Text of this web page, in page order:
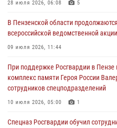
сборов «Гвардеец» с вооружением и
В Пензе сотрудники Росгвардии
дезориентированному пенсионеру
В Пензе при силовой поддержке
деятельность ОПГ,
(видео)
28 июля 2026, 06:08 5
В Пензенской области
всероссийской ведомственной
09 июля 2026, 11:44
При поддержке Росгвардии в
комплекс памяти Героя России
сотрудников спецподразделений
10 июля 2026, 05:00 1
Спецназ Росгвардии обучил